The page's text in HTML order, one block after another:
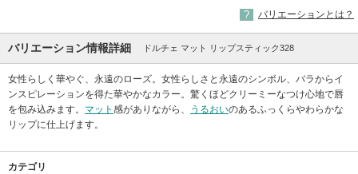
バリエーションとは？
バリエーション情報詳細 ドルチェ マット リップスティック328
女性らしく華やぐ、永遠のローズ。女性らしさと永遠のシンボル、バラからイ
ンスピレーションを得た華やかなカラー。驚くほどクリーミーなつけ心地で唇
を包み込みます。 マット 感がありながら、 うるおいのあるふっくらやわらかな
リップに仕上げます。
カテゴリ